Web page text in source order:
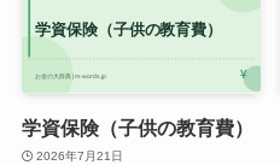
学資保険（子供の教育費）
2026年7月21日